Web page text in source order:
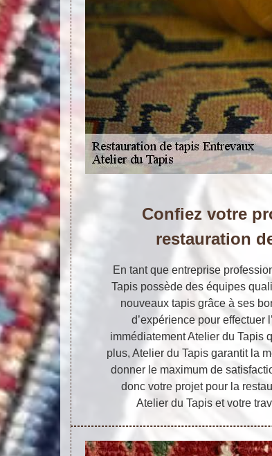
Confiez votre
restauration
En tant que entreprise
Tapis possède des équipes
nouveaux tapis grâce à ses
d’expérience pour effectuer
immédiatement Atelier du Tapis
plus, Atelier du Tapis garantit la
donner le maximum de
donc votre projet pour la
Atelier du Tapis et votre